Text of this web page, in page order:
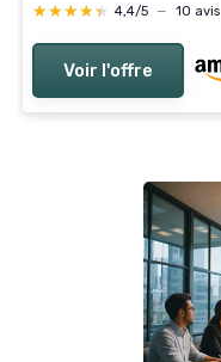
★★★★★
★★★★★ 4,4/5 — 10 avis
Voir l'offre